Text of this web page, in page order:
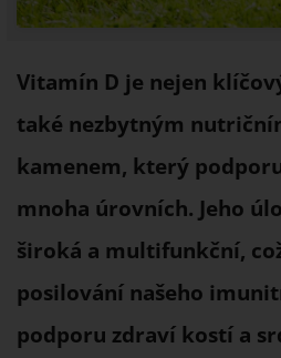
Vitamín D je nejen
také nezbytným
kamenem, který
mnoha úrovních. Jeho
široká a multifunkční,
posilování našeho
podporu zdraví kostí a